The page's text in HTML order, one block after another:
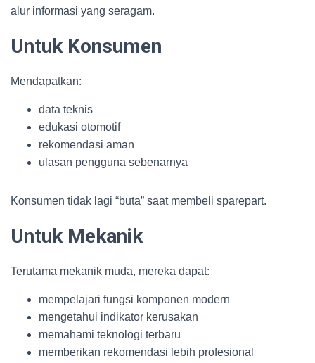
alur informasi yang seragam.
Untuk Konsumen
Mendapatkan:
data teknis
edukasi otomotif
rekomendasi aman
ulasan pengguna sebenarnya
Konsumen tidak lagi “buta” saat membeli sparepart.
Untuk Mekanik
Terutama mekanik muda, mereka dapat:
mempelajari fungsi komponen modern
mengetahui indikator kerusakan
memahami teknologi terbaru
memberikan rekomendasi lebih profesional